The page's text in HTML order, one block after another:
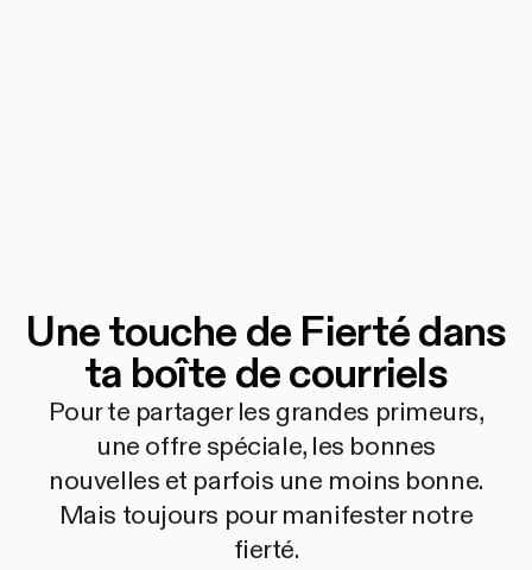
Une touche de Fierté dans
ta boîte de courriels
Pour te partager les grandes primeurs,
une offre spéciale, les bonnes
nouvelles et parfois une moins bonne.
Mais toujours pour manifester notre
fierté.